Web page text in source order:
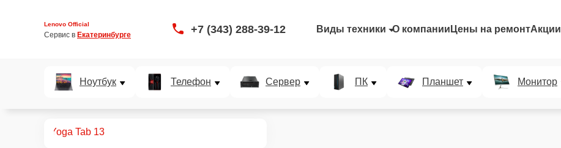
Lenovo Official
Сервис в Екатеринбурге +7 (343) 288-39-12 Виды техники О компании Цены на ремонтАкции
Ноутбук Телефон Сервер ПК Планшет Монитор
Yoga Tab 13